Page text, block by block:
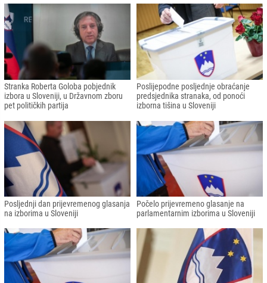
Stranka Roberta Goloba pobjednik
izbora u Sloveniji, u Državnom zboru
pet političkih partija
Poslijepodne posljednje obraćanje
predsjednika stranaka, od ponoći
izborna tišina u Sloveniji
Posljednji dan prijevremenog glasanja
na izborima u Sloveniji
Počelo prijevremeno glasanje na
parlamentarnim izborima u Sloveniji